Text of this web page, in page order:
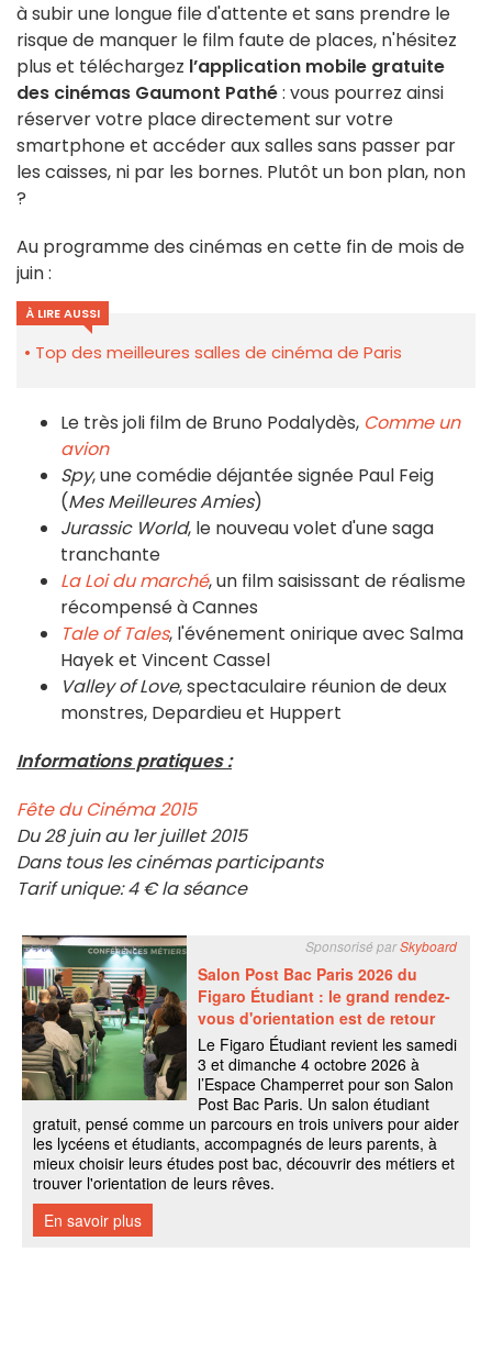
à subir une longue file d'attente et sans prendre le
risque de manquer le film faute de places, n'hésitez
plus et téléchargez l’application mobile gratuite
des cinémas Gaumont Pathé: vous pourrez ainsi
réserver votre place directement sur votre
smartphone et accéder aux salles sans passer par
les caisses, ni par les bornes. Plutôt un bon plan, non
?
Au programme des cinémas en cette fin de mois de
juin :
À LIRE AUSSI
Top des meilleures salles de cinéma de Paris
Le très joli film de Bruno Podalydès, Comme un
avion
Spy, une comédie déjantée signée Paul Feig
(Mes Meilleures Amies)
Jurassic World, le nouveau volet d'une saga
tranchante
La Loi du marché, un film saisissant de réalisme
récompensé à Cannes
Tale of Tales, l'événement onirique avec Salma
Hayek et Vincent Cassel
Valley of Love, spectaculaire réunion de deux
monstres, Depardieu et Huppert
Informations pratiques :
Fête du Cinéma 2015
Du 28 juin au 1er juillet 2015
Dans tous les cinémas participants
Tarif unique: 4 € la séance